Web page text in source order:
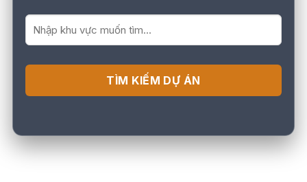
TÌM KIẾM DỰ ÁN